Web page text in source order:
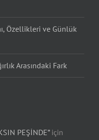
Özellikleri ve Günlük
Arasındaki Fark
PEŞİNDE”için